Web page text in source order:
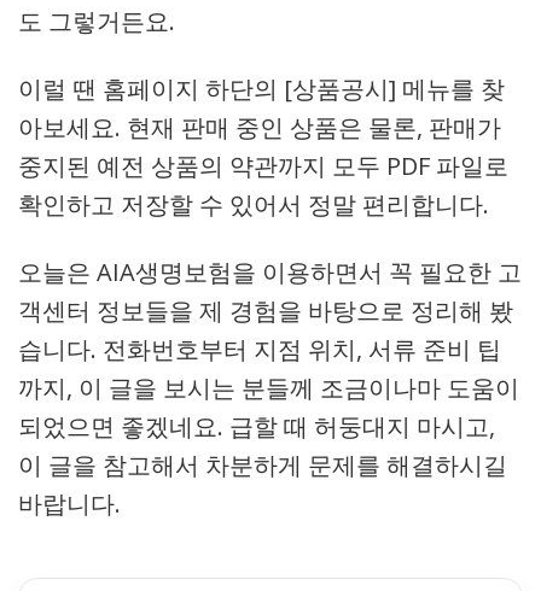
도 그렇거든요.
이럴 땐 홈페이지 하단의 [상품공시] 메뉴를 찾
아보세요. 현재 판매 중인 상품은 물론, 판매가
중지된 예전 상품의 약관까지 모두 PDF 파일로
확인하고 저장할 수 있어서 정말 편리합니다.
오늘은 AIA생명보험을 이용하면서 꼭 필요한 고
객센터 정보들을 제 경험을 바탕으로 정리해 봤
습니다. 전화번호부터 지점 위치, 서류 준비 팁
까지, 이 글을 보시는 분들께 조금이나마 도움이
되었으면 좋겠네요. 급할 때 허둥대지 마시고,
이 글을 참고해서 차분하게 문제를 해결하시길
바랍니다.